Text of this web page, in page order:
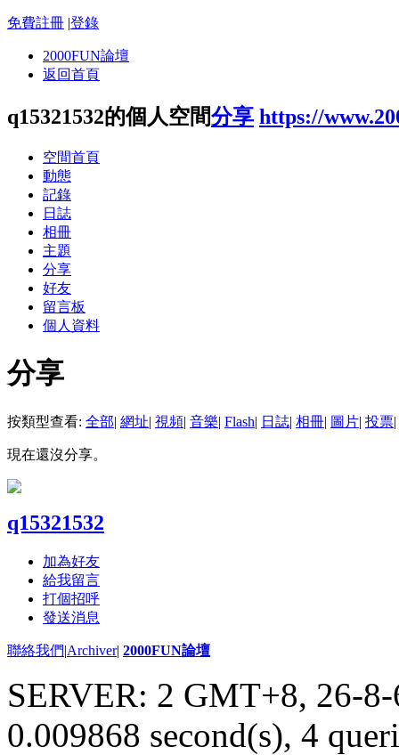
免費註冊 |登錄
2000FUN論壇
返回首頁
q15321532的個人空間分享 https://
空間首頁
動態
記錄
日誌
相冊
主題
分享
好友
留言板
個人資料
分享
按類型查看: 全部| 網址| 視頻| 音樂| Flash| 日誌| 相冊| 圖片| 投票|
現在還沒分享。
q15321532
加為好友
給我留言
打個招呼
發送消息
聯絡我們|Archiver| 2000FUN論壇
SERVER: 2 GMT+8, 26-
0.009868 second(s), 4